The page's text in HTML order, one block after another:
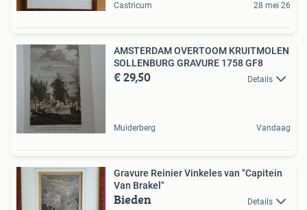
Castricum 28 mei 26
AMSTERDAM OVERTOOM KRUITMOLEN
SOLLENBURG GRAVURE 1758 GF8
€ 29,50 Details
Muiderberg Vandaag
Gravure Reinier Vinkeles van "Capitein
Van Brakel"
Bieden Details